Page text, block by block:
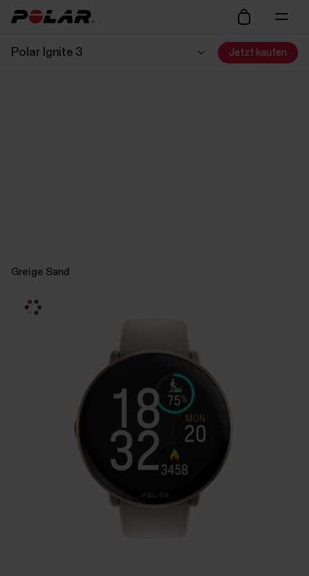
Polar Ignite 3 Jetzt kaufen
Greige Sand